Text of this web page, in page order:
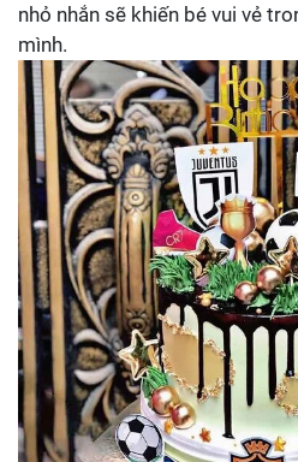
nhỏ nhắn sẽ khiến bé vui vẻ
mình.